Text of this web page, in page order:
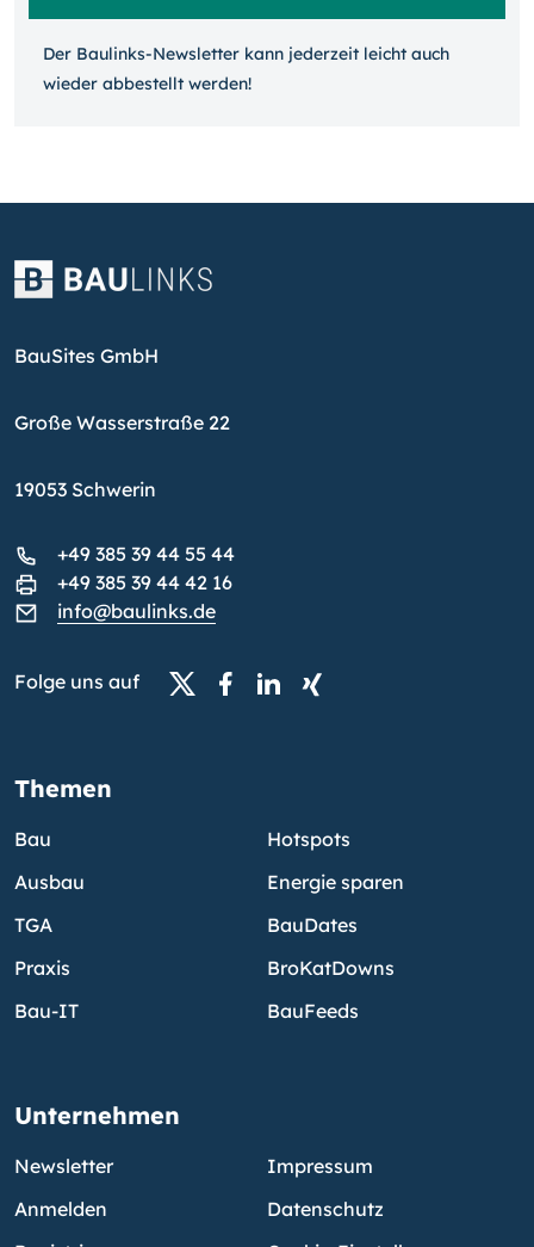
Der Baulinks-Newsletter kann jeder­zeit leicht auch
wieder ab­bestellt werden!
BauSites GmbH
Große Wasserstraße 22
19053 Schwerin
+49 385 39 44 55 44
+49 385 39 44 42 16
info@baulinks.de
Folge uns auf
Themen
Bau
Ausbau
TGA
Praxis
Bau-IT
Hotspots
Energie sparen
BauDates
BroKatDowns
BauFeeds
Unternehmen
Newsletter
Anmelden
Impressum
Datenschutz